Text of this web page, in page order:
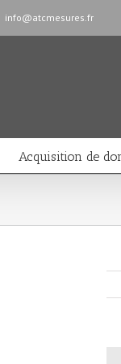
info@atcmesures.fr
Acquisition de